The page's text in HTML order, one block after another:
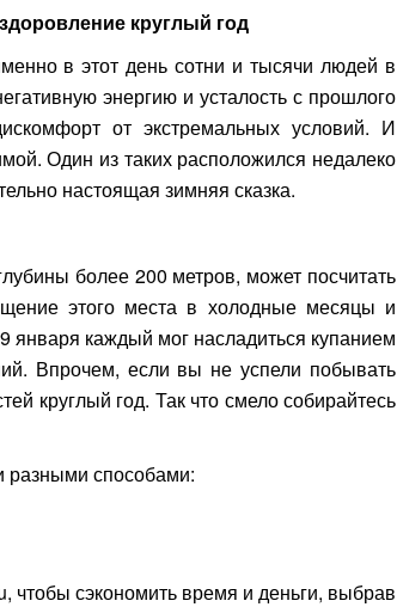
круглый год
в этот день сотни и тысячи людей в
энергию и усталость с прошлого
от экстремальных условий. И
Один из таких расположился недалеко
настоящая зимняя сказка.
более 200 метров, может посчитать
этого места в холодные месяцы и
каждый мог насладиться купанием
Впрочем, если вы не успели побывать
круглый год. Так что смело собирайтесь
разными способами:
сэкономить время и деньги, выбрав